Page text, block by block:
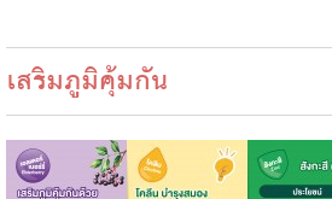
เสริมภูมิคุ้มกัน